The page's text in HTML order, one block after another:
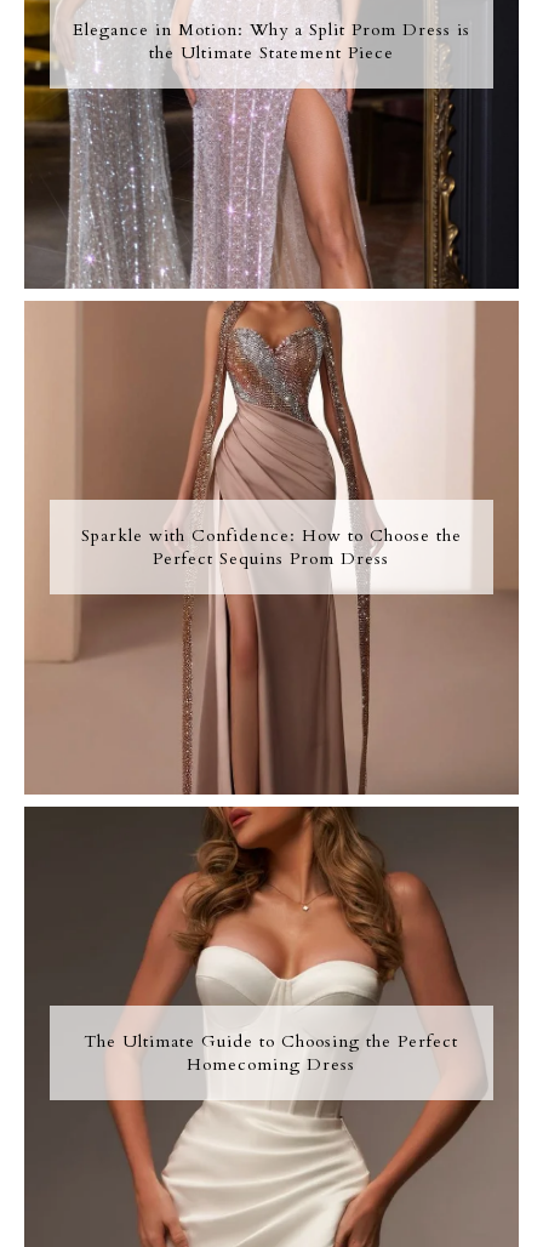
Elegance in Motion: Why a Split Prom Dress is
the Ultimate Statement Piece
Sparkle with Confidence: How to Choose the
Perfect Sequins Prom Dress
The Ultimate Guide to Choosing the Perfect
Homecoming Dress